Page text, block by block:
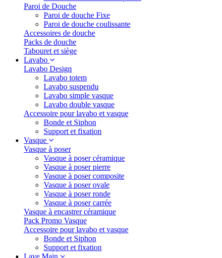
Paroi de Douche
Paroi de douche Fixe
Paroi de douche coulissante
Accessoires de douche
Packs de douche
Tabouret et siège
Lavabo
Lavabo Design
Lavabo totem
Lavabo suspendu
Lavabo simple vasque
Lavabo double vasque
Accessoire pour lavabo et vasque
Bonde et Siphon
Support et fixation
Vasque
Vasque à poser
Vasque à poser céramique
Vasque à poser pierre
Vasque à poser composite
Vasque à poser ovale
Vasque à poser ronde
Vasque à poser carrée
Vasque à encastrer céramique
Pack Promo Vasque
Accessoire pour lavabo et vasque
Bonde et Siphon
Support et fixation
Lave Main